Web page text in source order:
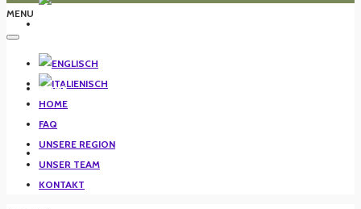
HOME
FAQ
MENU
HOME
FAQ
UNSERE REGION
UNSER TEAM
KONTAKT